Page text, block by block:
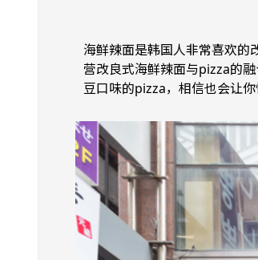
海鲜辣面是韩国人非常喜欢的
营改良式海鲜辣面与pizza的
豆口味的pizza，相信也会让你